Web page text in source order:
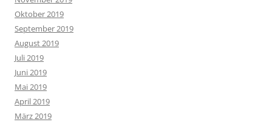
Oktober 2019
September 2019
August 2019
Juli 2019
Juni 2019
Mai 2019
April 2019
März 2019